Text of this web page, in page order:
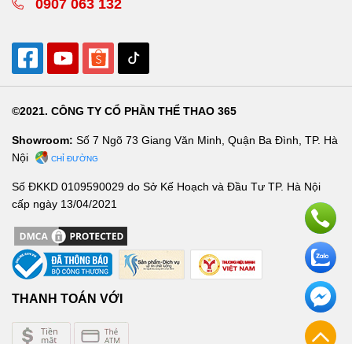
0907 063 132
©2021. CÔNG TY CỔ PHẦN THỂ THAO 365
Showroom: Số 7 Ngõ 73 Giang Văn Minh, Quận Ba Đình, TP. Hà
Nội
CHỈ ĐƯỜNG
Số ĐKKD 0109590029 do Sở Kế Hoạch và Đầu Tư TP. Hà Nội
cấp ngày 13/04/2021
THANH TOÁN VỚI